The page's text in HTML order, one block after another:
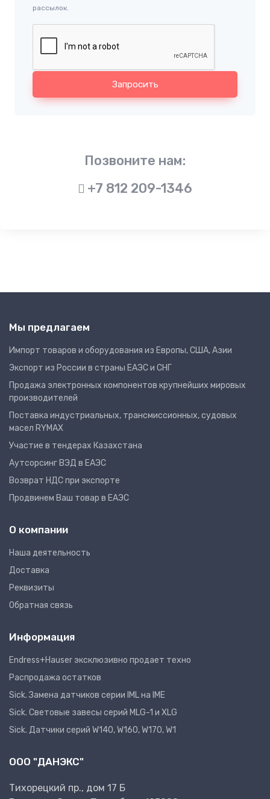
рассылок.
Запросить
Позвоните нам:
+7 812 209-1346
Мы предлагаем
Импорт товаров и оборудования из Европы, США, Азии
Экспорт из России в страны ЕАЭС и СНГ
Продажа электронных компонентов крупнейших мировых
производителей
Поставка индустриальных, трансмиссионных, судовых
масел RYMAX
Участие в тендерах Казахстана
Аутсорсинг ВЭД в ЕАЭС
Возврат НДС при экспорте
Продвинем Ваш товар в ЕАЭС
О компании
Наша деятельность
Доставка
Реквизиты
Обратная связь
Информация
Endress+Hauser эксклюзивно продает техно
Распродажа остатков
Sick. Замена датчиков серии IML на IME
Sick. Световые завесы серий MLG-1 и XLG
Sick. Датчики серий W140, W160, W170, W1
ООО "ДАНЭКС"
Тихорецкий пр., дом 17 Б